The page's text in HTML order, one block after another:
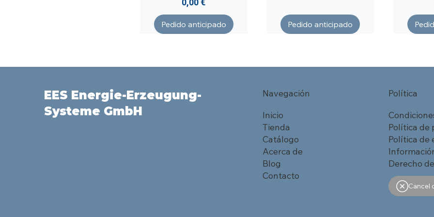
0,00 €
Pedido anticipado Pedido anticipado
EES Energie-Erzeugung-
Systeme GmbH
Navegación
Inicio
Tienda
Catálogo
Acerca de
Blog
Contacto
Política
Política de
Política de
Derecho
Cancel